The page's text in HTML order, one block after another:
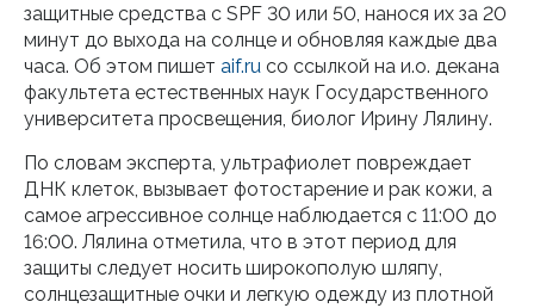
защитные средства с SPF 30 или 50, нанося их за 20
минут до выхода на солнце и обновляя каждые два
часа. Об этом пишет aif.ru со ссылкой на и.о. декана
факультета естественных наук Государственного
университета просвещения, биолог Ирину Лялину.
По словам эксперта, ультрафиолет повреждает
ДНК клеток, вызывает фотостарение и рак кожи, а
самое агрессивное солнце наблюдается с 11:00 до
16:00. Лялина отметила, что в этот период для
защиты следует носить широкополую шляпу,
солнцезащитные очки и легкую одежду из плотной